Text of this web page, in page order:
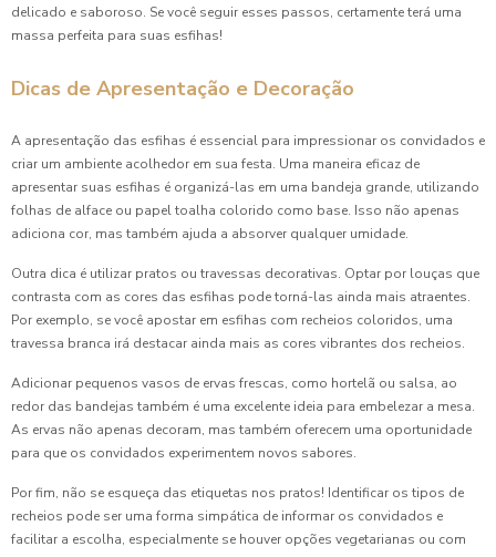
Coxinha para Festa: Como Preparar e Surpreender Seus
Convidados com Esta Delícia
Coxinha para Festa: Como Surpreender Seus Convidados
Coxinhas de Festa: Atraia Todos os Convidados
Coxinhas de Festa: Receitas Irresistíveis para Animar Seu
Evento
Coxinhas de Festa: Receitas Irresistíveis para Deixar o
Evento Inesquecível
Coxinhas de Festa: Receitas Irresistíveis para Deixar Seu
Coxinhas de Festa: Receitas Irresistíveis para Encantar
Seus Convidados
Coxinhas de Festa: Receitas Irresistíveis para Seu Evento
Coxinhas de Frango para Festa: Delícias Irresistíveis
delicado e saboroso. Se você seguir esses passos, certamente terá uma
massa perfeita para suas esfihas!
Dicas de Apresentação e Decoração
A apresentação das esfihas é essencial para impressionar os convidados e
criar um ambiente acolhedor em sua festa. Uma maneira eficaz de
apresentar suas esfihas é organizá-las em uma bandeja grande, utilizando
folhas de alface ou papel toalha colorido como base. Isso não apenas
adiciona cor, mas também ajuda a absorver qualquer umidade.
Outra dica é utilizar pratos ou travessas decorativas. Optar por louças que
contrasta com as cores das esfihas pode torná-las ainda mais atraentes.
Por exemplo, se você apostar em esfihas com recheios coloridos, uma
travessa branca irá destacar ainda mais as cores vibrantes dos recheios.
Adicionar pequenos vasos de ervas frescas, como hortelã ou salsa, ao
redor das bandejas também é uma excelente ideia para embelezar a mesa.
As ervas não apenas decoram, mas também oferecem uma oportunidade
para que os convidados experimentem novos sabores.
Por fim, não se esqueça das etiquetas nos pratos! Identificar os tipos de
recheios pode ser uma forma simpática de informar os convidados e
facilitar a escolha, especialmente se houver opções vegetarianas ou com